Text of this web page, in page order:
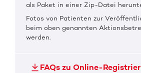
als Paket in einer Zip-Datei
Fotos von Patienten zur
beim oben genannten
werden.
FAQs zu Online-